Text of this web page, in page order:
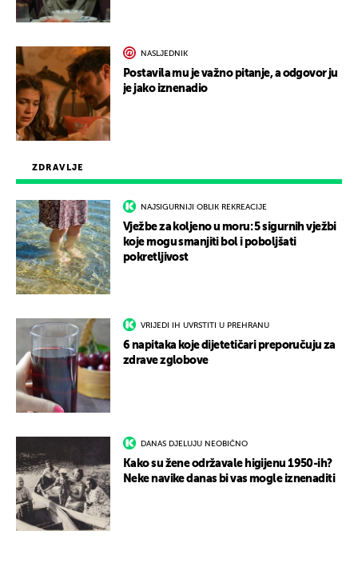
ZDRAVLJE
NAJSIGURNIJI OBLIK REKREACIJE
Vježbe za koljeno u moru: 5 sigurnih vježbi
koje mogu smanjiti bol i poboljšati
pokretljivost
VRIJEDI IH UVRSTITI U PREHRANU
6 napitaka koje dijetetičari preporučuju za
zdrave zglobove
DANAS DJELUJU NEOBIČNO
Kako su žene održavale higijenu 1950-ih?
Neke navike danas bi vas mogle iznenaditi
NASLJEDNIK
Postavila mu je važno pitanje, a odgovor ju
je jako iznenadio